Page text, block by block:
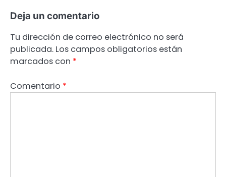
Deja un comentario
Tu dirección de correo electrónico no será
publicada. Los campos obligatorios están
marcados con *
Comentario *